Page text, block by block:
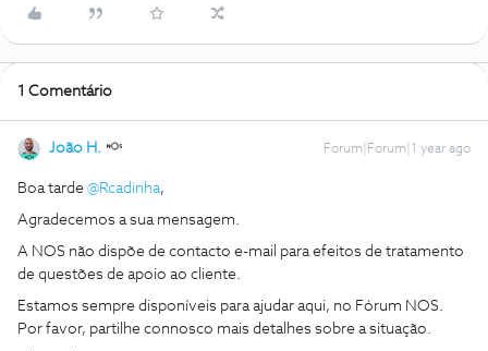
1 Comentário
João H. Forum|Forum|1 year ago
Boa tarde ​ @Rcadinha,
Agradecemos a sua mensagem.
A NOS não dispõe de contacto e-mail para efeitos de tratamento
de questões de apoio ao cliente.
Estamos sempre disponíveis para ajudar aqui, no Fórum NOS.
Por favor, partilhe connosco mais detalhes sobre a situação.